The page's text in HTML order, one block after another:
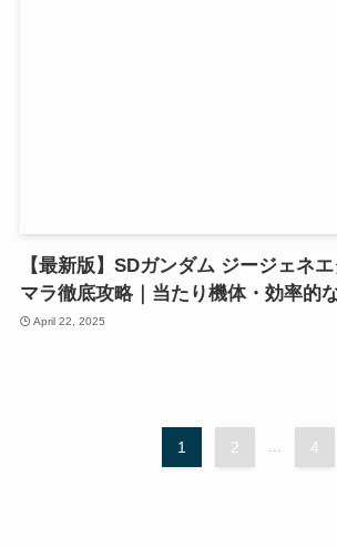
【最新版】SDガンダム ジージェネ
マラ徹底攻略｜当たり機体・効率的
April 22, 2025
1 2 ... 4